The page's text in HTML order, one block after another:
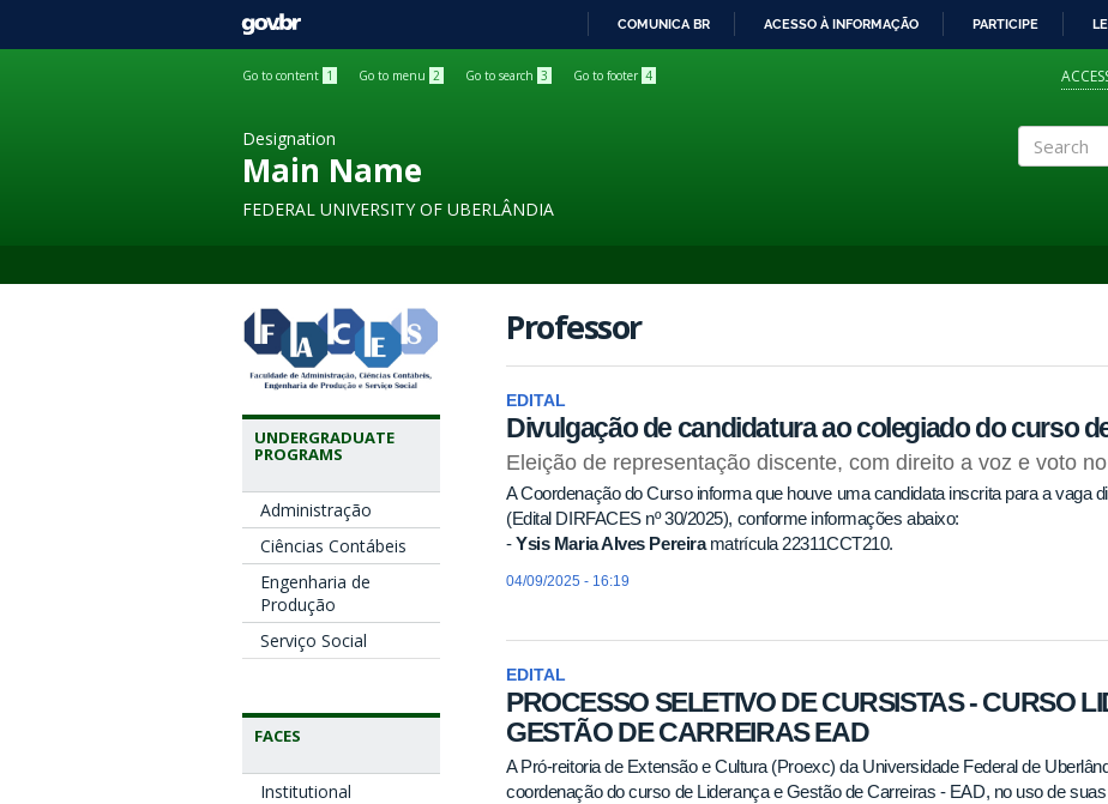
GOVBR
COMUNICA BR ACESSO À INFORMAÇÃO PARTICIPE
Go to content 1 Go to menu 2 Go to search 3 Go to footer 4
Designation
Main Name
FEDERAL UNIVERSITY OF UBERLÂNDIA
UNDERGRADUATE
PROGRAMS
Administração
Ciências Contábeis
Engenharia de
Produção
Serviço Social
FACES
Institutional
Professor
EDITAL
Divulgação de candidatura ao colegiado do curso
Eleição de representação discente, com direito a voz e voto
A Coordenação do Curso informa que houve uma candidata inscrita para a vaga
(Edital DIRFACES nº 30/2025), conforme informações abaixo:
-Ysis Maria Alves Pereiramatrícula 22311CCT210.
04/09/2025 - 16:19
EDITAL
PROCESSO SELETIVO DE CURSISTAS - CURSO
GESTÃO DE CARREIRAS EAD
A Pró-reitoria de Extensão e Cultura (Proexc) da Universidade Federal de
coordenação do curso de Liderança e Gestão de Carreiras - EAD, no uso de